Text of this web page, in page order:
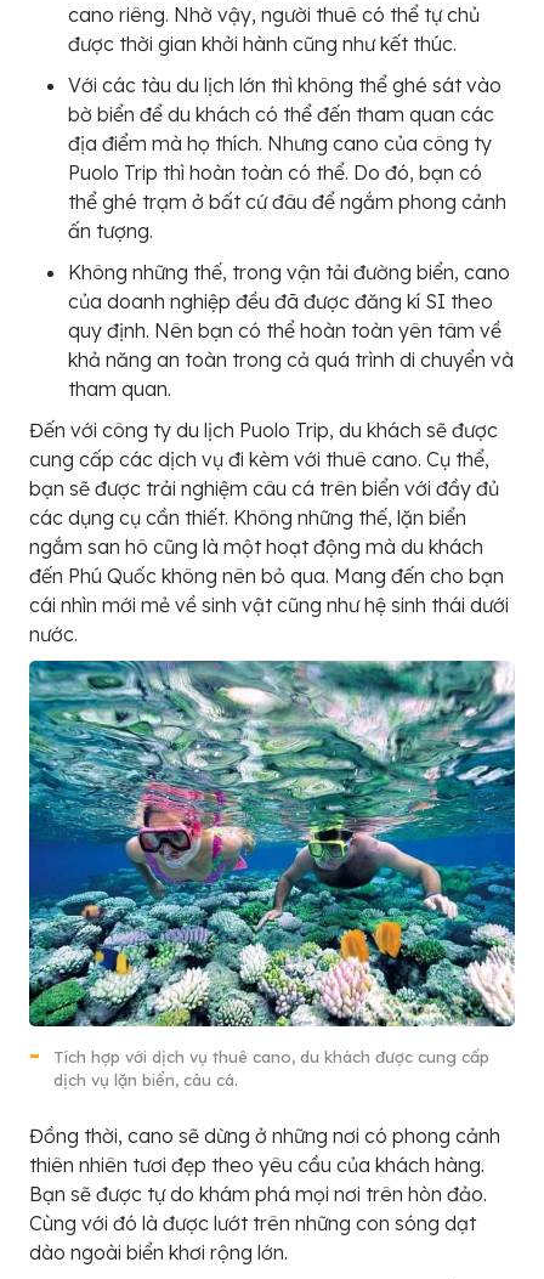
cano riêng. Nhờ vậy, người thuê có thể tự chủ
được thời gian khởi hành cũng như kết thúc.
Với các tàu du lịch lớn thì không thể ghé sát vào
bờ biển để du khách có thể đến tham quan các
địa điểm mà họ thích. Nhưng cano của công ty
Puolo Trip thì hoàn toàn có thể. Do đó, bạn có
thể ghé trạm ở bất cứ đâu để ngắm phong cảnh
ấn tượng.
Không những thế, trong vận tải đường biển, cano
của doanh nghiệp đều đã được đăng kí SI theo
quy định. Nên bạn có thể hoàn toàn yên tâm về
khả năng an toàn trong cả quá trình di chuyển và
tham quan.
Đến với công ty du lịch Puolo Trip, du khách sẽ được
cung cấp các dịch vụ đi kèm với thuê cano. Cụ thể,
bạn sẽ được trải nghiệm câu cá trên biển với đầy đủ
các dụng cụ cần thiết. Không những thế, lặn biển
ngắm san hô cũng là một hoạt động mà du khách
đến Phú Quốc không nên bỏ qua. Mang đến cho bạn
cái nhìn mới mẻ về sinh vật cũng như hệ sinh thái dưới
nước.
Tích hợp với dịch vụ thuê cano, du khách được cung cấp
dịch vụ lặn biển, câu cá.
Đồng thời, cano sẽ dừng ở những nơi có phong cảnh
thiên nhiên tươi đẹp theo yêu cầu của khách hàng.
Bạn sẽ được tự do khám phá mọi nơi trên hòn đảo.
Cùng với đó là được lướt trên những con sóng dạt
dào ngoài biển khơi rộng lớn.